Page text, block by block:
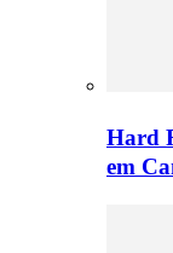
Hard
em